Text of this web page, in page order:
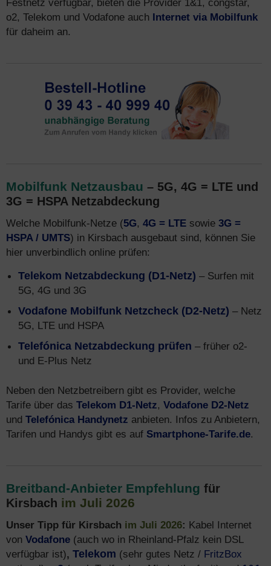
Festnetz verfügbar, bieten die Provider 1&1, congstar,
o2, Telekom und Vodafone auch Internet via Mobilfunk
für daheim an.
Mobilfunk Netzausbau – 5G, 4G = LTE und
3G = HSPA Netzabdeckung
Welche Mobilfunk-Netze (5G, 4G = LTE sowie 3G =
HSPA / UMTS) in Kirsbach ausgebaut sind, können Sie
hier unverbindlich online prüfen:
Telekom Netzabdeckung (D1-Netz) – Surfen mit
5G, 4G und 3G
Vodafone Mobilfunk Netzcheck (D2-Netz) – Netz
5G, LTE und HSPA
Telefónica Netzabdeckung prüfen – früher o2-
und E-Plus Netz
Neben den Netzbetreibern gibt es Provider, welche
Tarife über das Telekom D1-Netz, Vodafone D2-Netz
und Telefónica Handynetz anbieten. Infos zu Anbietern,
Tarifen und Handys gibt es auf Smartphone-Tarife.de.
Breitband-Anbieter Empfehlung für
Kirsbach im Juli 2026
Unser Tipp für Kirsbach im Juli 2026: Kabel Internet
von Vodafone (auch wo in Rheinland-Pfalz kein DSL
verfügbar ist), Telekom (sehr gutes Netz / FritzBox